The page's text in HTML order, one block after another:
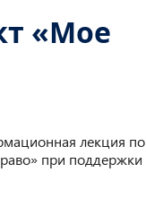
«Мое
лекция по
при поддержки